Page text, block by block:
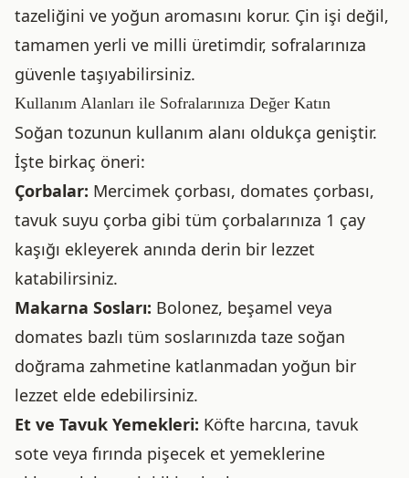
tazeliğini ve yoğun aromasını korur. Çin işi değil,
tamamen yerli ve milli üretimdir, sofralarınıza
güvenle taşıyabilirsiniz.
Kullanım Alanları ile Sofralarınıza Değer Katın
Soğan tozunun kullanım alanı oldukça geniştir.
İşte birkaç öneri:
Çorbalar: Mercimek çorbası, domates çorbası,
tavuk suyu çorba gibi tüm çorbalarınıza 1 çay
kaşığı ekleyerek anında derin bir lezzet
katabilirsiniz.
Makarna Sosları: Bolonez, beşamel veya
domates bazlı tüm soslarınızda taze soğan
doğrama zahmetine katlanmadan yoğun bir
lezzet elde edebilirsiniz.
Et ve Tavuk Yemekleri: Köfte harcına, tavuk
sote veya fırında pişecek et yemeklerine